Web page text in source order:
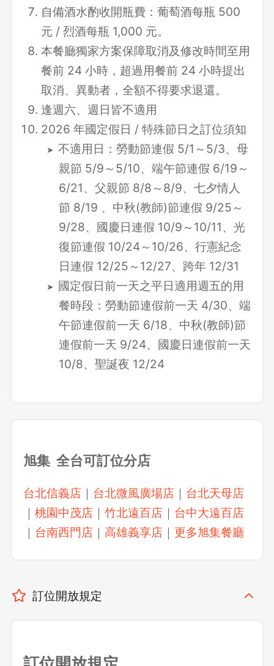
自備酒水酌收開瓶費：葡萄酒每瓶 500
元 / 烈酒每瓶 1,000 元。
本餐廳獨家方案保障取消及修改時間至用
餐前 24 小時，超過用餐前 24 小時提出
取消、異動者，全額不得要求退還。
逢週六、週日皆不適用
2026 年國定假日 / 特殊節日之訂位須知
不適用日：勞動節連假 5/1～5/3、母
親節 5/9～5/10、端午節連假 6/19～
6/21、父親節 8/8～8/9、七夕情人
節 8/19 、中秋(教師)節連假 9/25～
9/28、國慶日連假 10/9～10/11、光
復節連假 10/24～10/26、行憲紀念
日連假 12/25～12/27、跨年 12/31
國定假日前一天之平日適用週五的用
餐時段：勞動節連假前一天 4/30、端
午節連假前一天 6/18、中秋(教師)節
連假前一天 9/24、國慶日連假前一天
10/8、聖誕夜 12/24
旭集 全台可訂位分店
台北信義店 ｜ 台北微風廣場店 ｜ 台北天母店
｜桃園中茂店 ｜竹北遠百店 ｜ 台中大遠百店
｜ 台南西門店 ｜高雄義享店 ｜ 更多旭集餐廳
訂位開放規定